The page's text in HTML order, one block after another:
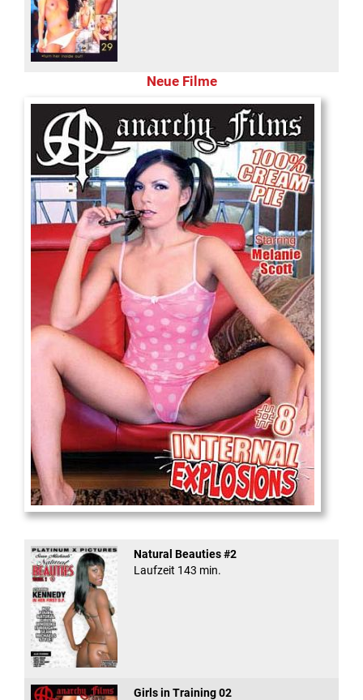
Neue Filme
Internal Explosionen
Natural Beauties #2
Laufzeit 143 min.
Girls in Training 02